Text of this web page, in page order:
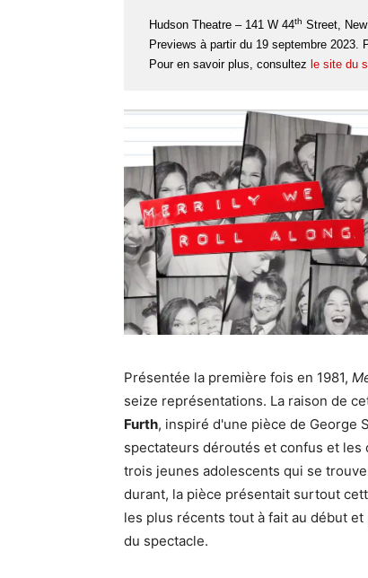
Hudson Theatre – 141 W 44th Street,
Previews à partir du 19 septembre 2023.
Pour en savoir plus, consultez le site du
Présentée la première fois en 1981,
seize représentations. La raison de
Furth, inspiré d'une pièce de George
spectateurs déroutés et confus et
trois jeunes adolescents qui se
durant, la pièce présentait surtout
les plus récents tout à fait au début
du spectacle.